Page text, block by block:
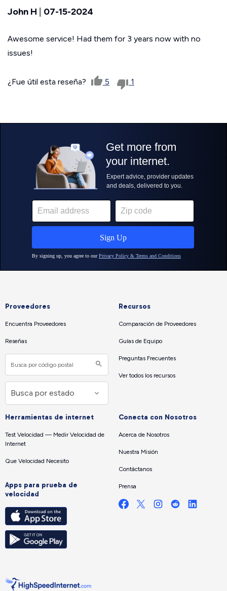
John H 07-15-2024
Awesome service! Had them for 3 years now with no
issues!
¿Fue útil esta reseña? 5 1
Proveedores
Encuentra Proveedores
Reseñas
Recursos
Comparación de Proveedores
Guías de Equipo
Preguntas Frecuentes
Ver todos los recursos
Herramientas de internet
Test Velocidad — Medir Velocidad de
Internet
Que Velocidad Necesito
Apps para prueba de
velocidad
Conecta con Nosotros
Acerca de Nosotros
Nuestra Misión
Contáctanos
Prensa